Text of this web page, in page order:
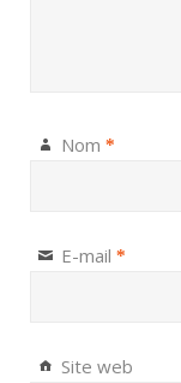
Nom *
E-mail *
Site web